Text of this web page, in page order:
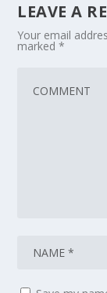
LEAVE A
Your email
marked*